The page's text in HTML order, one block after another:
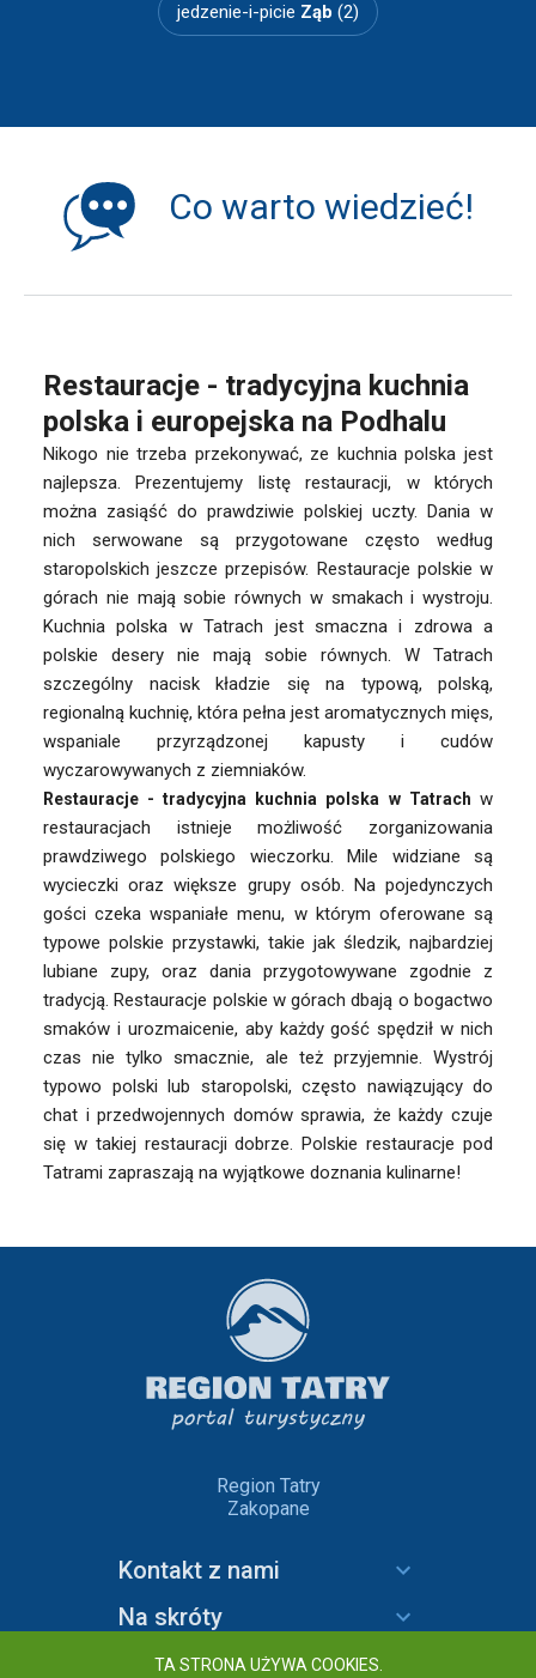
jedzenie-i-picie Ząb (2)
Co warto wiedzieć!
Restauracje - tradycyjna kuchnia
polska i europejska na Podhalu
Nikogo nie trzeba przekonywać, ze kuchnia polska jest
najlepsza. Prezentujemy listę restauracji, w których
można zasiąść do prawdziwie polskiej uczty. Dania w
nich serwowane są przygotowane często według
staropolskich jeszcze przepisów. Restauracje polskie w
górach nie mają sobie równych w smakach i wystroju.
Kuchnia polska w Tatrach jest smaczna i zdrowa a
polskie desery nie mają sobie równych. W Tatrach
szczególny nacisk kładzie się na typową, polską,
regionalną kuchnię, która pełna jest aromatycznych mięs,
wspaniale przyrządzonej kapusty i cudów
wyczarowywanych z ziemniaków.
Restauracje - tradycyjna kuchnia polska w Tatrach w
restauracjach istnieje możliwość zorganizowania
prawdziwego polskiego wieczorku. Mile widziane są
wycieczki oraz większe grupy osób. Na pojedynczych
gości czeka wspaniałe menu, w którym oferowane są
typowe polskie przystawki, takie jak śledzik, najbardziej
lubiane zupy, oraz dania przygotowywane zgodnie z
tradycją. Restauracje polskie w górach dbają o bogactwo
smaków i urozmaicenie, aby każdy gość spędził w nich
czas nie tylko smacznie, ale też przyjemnie. Wystrój
typowo polski lub staropolski, często nawiązujący do
chat i przedwojennych domów sprawia, że każdy czuje
się w takiej restauracji dobrze. Polskie restauracje pod
Tatrami zapraszają na wyjątkowe doznania kulinarne!
Region Tatry
Zakopane
Kontakt z nami
Na skróty
Informacje
TA STRONA UŻYWA COOKIES.